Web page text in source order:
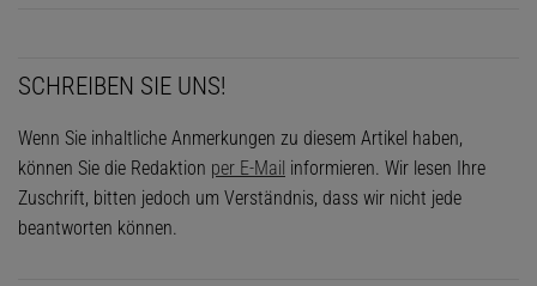
SCHREIBEN SIE UNS!
Wenn Sie inhaltliche Anmerkungen zu diesem Artikel haben,
können Sie die Redaktion per E-Mail informieren. Wir lesen Ihre
Zuschrift, bitten jedoch um Verständnis, dass wir nicht jede
beantworten können.